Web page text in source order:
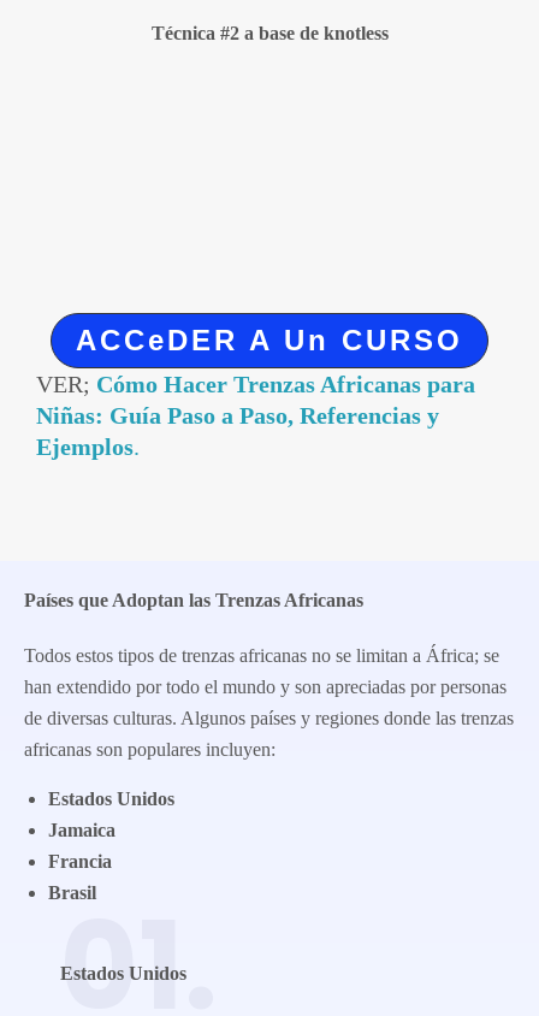
Técnica #2 a base de knotless
ACCeDER A Un CURSO
VER; Cómo Hacer Trenzas Africanas para
Niñas: Guía Paso a Paso, Referencias y
Ejemplos.
Países que Adoptan las Trenzas Africanas
Todos estos tipos de trenzas africanas no se limitan a África; se
han extendido por todo el mundo y son apreciadas por personas
de diversas culturas. Algunos países y regiones donde las trenzas
africanas son populares incluyen:
Estados Unidos
Jamaica
Francia
Brasil
01.
Estados Unidos